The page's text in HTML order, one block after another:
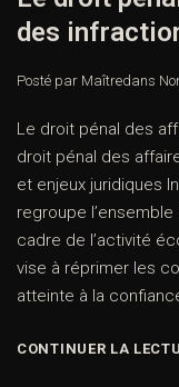
des
Posté par Maîtredans
Le droit pénal des
droit pénal des
et enjeux juridiques
regroupe
cadre de l’activité
vise à réprimer les
atteinte à la
CONTINUER LA